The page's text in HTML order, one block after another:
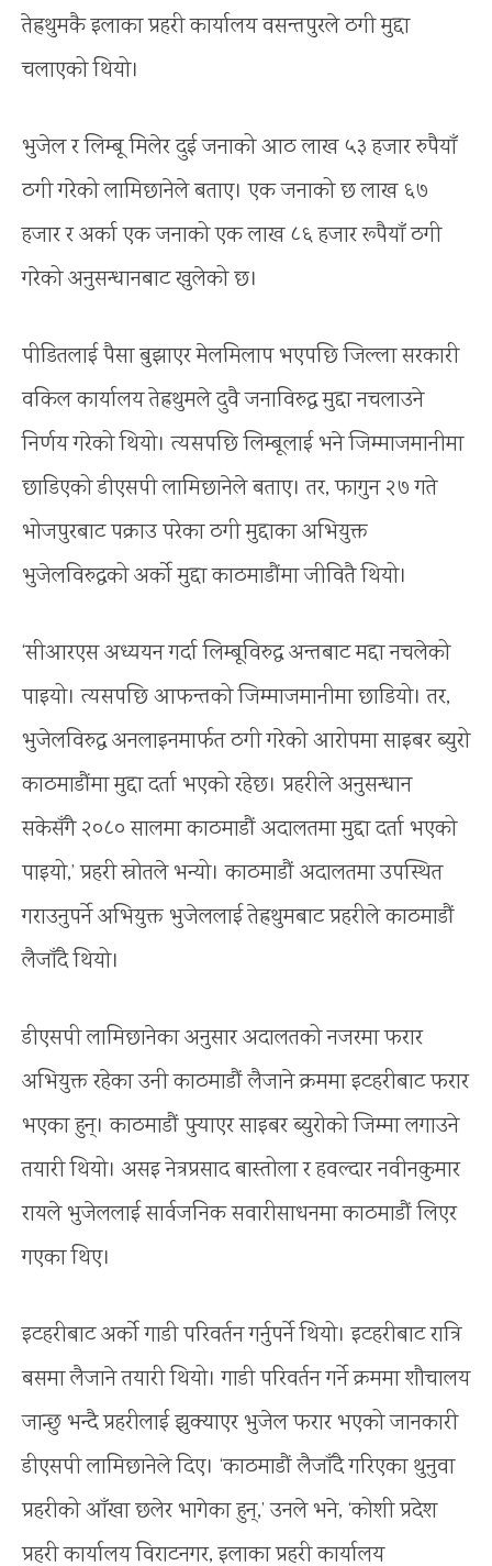
तेह्रथुमकै इलाका प्रहरी कार्यालय वसन्तपुरले ठगी मुद्दा
चलाएको थियो।
भुजेल र लिम्बू मिलेर दुई जनाको आठ लाख ५३ हजार रुपैयाँ
ठगी गरेको लामिछानेले बताए। एक जनाको छ लाख ६७
हजार र अर्का एक जनाको एक लाख ८६ हजार रूपैयाँ ठगी
गरेको अनुसन्धानबाट खुलेको छ।
पीडितलाई पैसा बुझाएर मेलमिलाप भएपछि जिल्ला सरकारी
वकिल कार्यालय तेह्रथुमले दुवै जनाविरुद्ध मुद्दा नचलाउने
निर्णय गरेको थियो। त्यसपछि लिम्बूलाई भने जिम्माजमानीमा
छाडिएको डीएसपी लामिछानेले बताए। तर, फागुन २७ गते
भोजपुरबाट पक्राउ परेका ठगी मुद्दाका अभियुक्त
भुजेलविरुद्धको अर्को मुद्दा काठमाडौंमा जीवितै थियो।
‘सीआरएस अध्ययन गर्दा लिम्बूविरुद्ध अन्तबाट मद्दा नचलेको
पाइयो। त्यसपछि आफन्तको जिम्माजमानीमा छाडियो। तर,
भुजेलविरुद्ध अनलाइनमार्फत ठगी गरेको आरोपमा साइबर ब्युरो
काठमाडौंमा मुद्दा दर्ता भएको रहेछ। प्रहरीले अनुसन्धान
सकेसँगै २०८० सालमा काठमाडौं अदालतमा मुद्दा दर्ता भएको
पाइयो,’ प्रहरी स्रोतले भन्यो। काठमाडौं अदालतमा उपस्थित
गराउनुपर्ने अभियुक्त भुजेललाई तेह्रथुमबाट प्रहरीले काठमाडौं
लैजाँदै थियो।
डीएसपी लामिछानेका अनुसार अदालतको नजरमा फरार
अभियुक्त रहेका उनी काठमाडौं लैजाने क्रममा इटहरीबाट फरार
भएका हुन्। काठमाडौं पुर्‍याएर साइबर ब्युरोको जिम्मा लगाउने
तयारी थियो। असइ नेत्रप्रसाद बास्तोला र हवल्दार नवीनकुमार
रायले भुजेललाई सार्वजनिक सवारीसाधनमा काठमाडौं लिएर
गएका थिए।
इटहरीबाट अर्को गाडी परिवर्तन गर्नुपर्ने थियो। इटहरीबाट रात्रि
बसमा लैजाने तयारी थियो। गाडी परिवर्तन गर्ने क्रममा शौचालय
जान्छु भन्दै प्रहरीलाई झुक्याएर भुजेल फरार भएको जानकारी
डीएसपी लामिछानेले दिए। ‘काठमाडौं लैजाँदै गरिएका थुनुवा
प्रहरीको आँखा छलेर भागेका हुन्,’ उनले भने, ‘कोशी प्रदेश
प्रहरी कार्यालय विराटनगर, इलाका प्रहरी कार्यालय